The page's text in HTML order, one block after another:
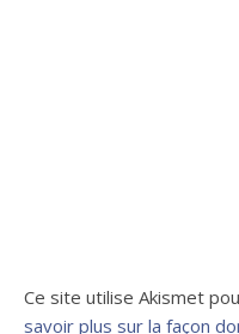
Ce site utilise Akismet
savoir plus sur la façon